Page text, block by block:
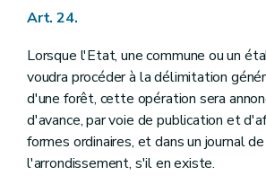
Art. 24.
Lorsque l'Etat, une commune ou un
voudra procéder à la délimitation
d'une forêt, cette opération sera
d'avance, par voie de publication et
formes ordinaires, et dans un journal
l'arrondissement, s'il en existe.